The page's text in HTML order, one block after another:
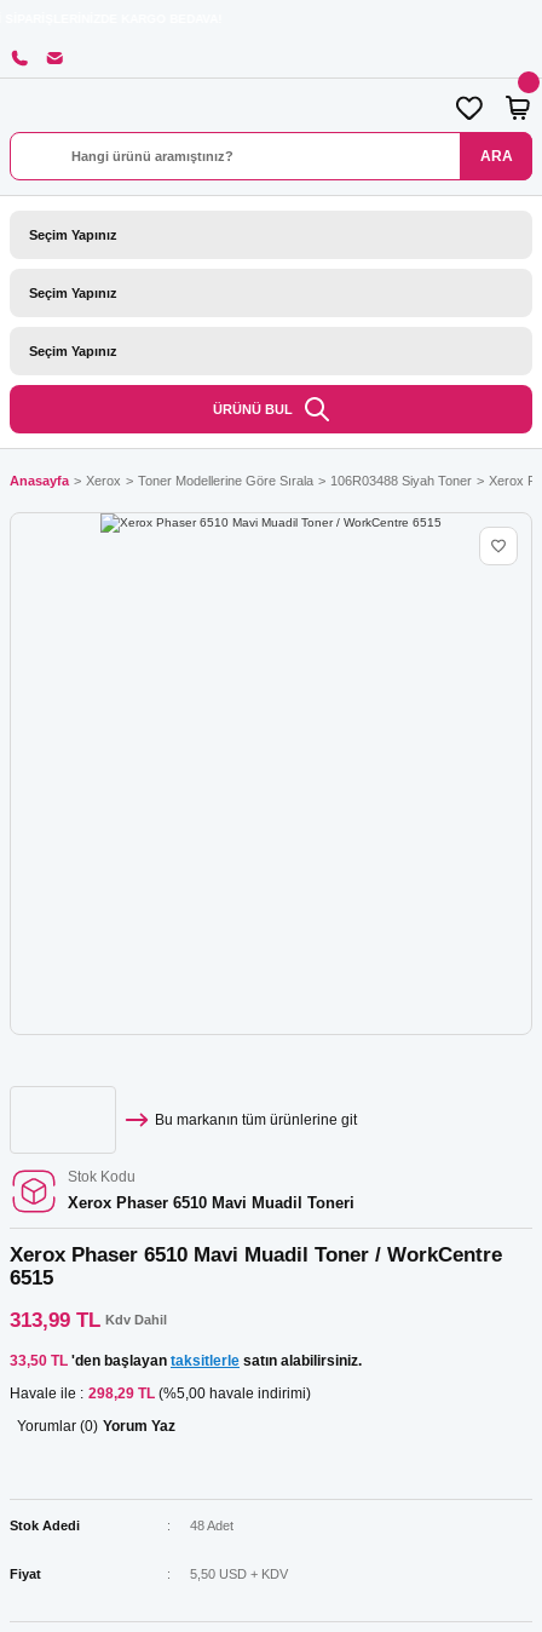
ARA
ÜRÜNÜ BUL
Anasayfa Xerox Toner Modellerine Göre Sırala 106R03488 Siyah Toner Xerox
Bu markanın tüm ürünlerine git
Stok Kodu
Xerox Phaser 6510 Mavi Muadil Toneri
Xerox Phaser 6510 Mavi Muadil Toner / WorkCentre
6515
313,99 TL Kdv Dahil
33,50 TL 'den başlayan taksitlerle satın alabilirsiniz.
Havale ile : 298,29 TL (%5,00 havale indirimi)
Yorumlar (0) Yorum Yaz
Stok Adedi 48 Adet
Fiyat 5,50 USD + KDV